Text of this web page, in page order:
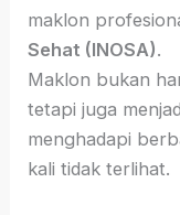
maklon
Sehat (INOSA).
Maklon bukan
tetapi juga
menghadapi
kali tidak terlihat.